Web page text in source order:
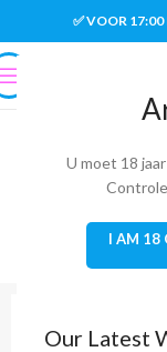
U moet 18
I AM 18
✅ VOOR 17:00
Our Latest